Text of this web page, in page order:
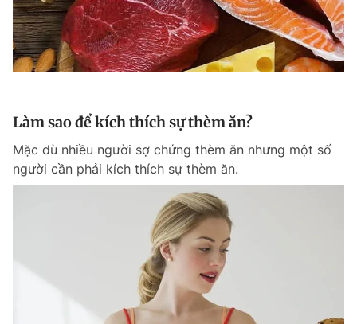
Làm sao để kích thích sự thèm ăn?
Mặc dù nhiều người sợ chứng thèm ăn nhưng một số
người cần phải kích thích sự thèm ăn.